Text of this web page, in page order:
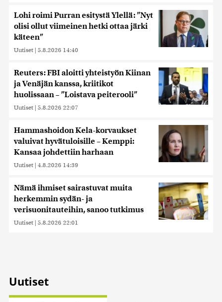
Lohi roimi Purran esitystä Ylellä: ”Nyt
olisi ollut viimeinen hetki ottaa järki
käteen”
Uutiset | 5.8.2026 14:40
Reuters: FBI aloitti yhteistyön Kiinan
ja Venäjän kanssa, kriitikot
huolissaan – ”Loistava peiterooli”
Uutiset | 5.8.2026 22:07
Hammashoidon Kela-korvaukset
valuivat hyvätuloisille – Kemppi:
Kansaa johdettiin harhaan
Uutiset | 4.8.2026 14:39
Nämä ihmiset sairastuvat muita
herkemmin sydän- ja
verisuonitauteihin, sanoo tutkimus
Uutiset | 5.8.2026 22:01
Uutiset